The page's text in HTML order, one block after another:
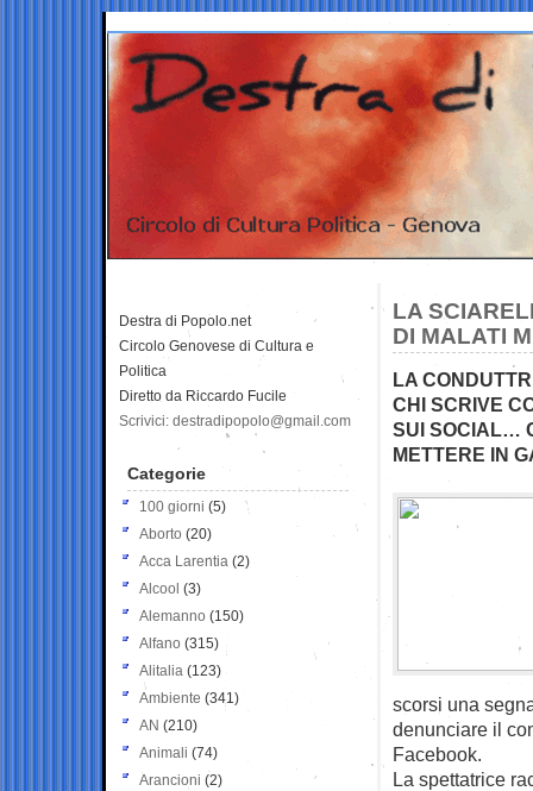
LA
DI MALATI
LA
CHI SCRIVE
SUI SOCIAL…
METTERE IN
scorsi una
denunciare il
Facebook.
La spettatrice
Destra di Popolo.net
Circolo Genovese di Cultura e
Politica
Diretto da Riccardo Fucile
Scrivici: destradipopolo@gmail.com
Categorie
100 giorni (5)
Aborto (20)
Acca Larentia (2)
Alcool (3)
Alemanno (150)
Alfano (315)
Alitalia (123)
Ambiente (341)
AN (210)
Animali (74)
Arancioni (2)